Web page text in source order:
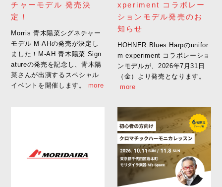
チャーモデル 発売決
定！
Morris 青木陽菜シグネチャー
モデル M-AHの発売が決定し
ました！M-AH 青木陽菜 Sign
atureの発売を記念し、青木陽
菜さんが出演するスペシャル
イベントを開催します。
more
xperiment コラボレー
ションモデル発売のお
知らせ
HOHNER Blues Harpのunifor
m experiment コラボレーショ
ンモデルが、2026年7月31日
（金）より発売となります。
more